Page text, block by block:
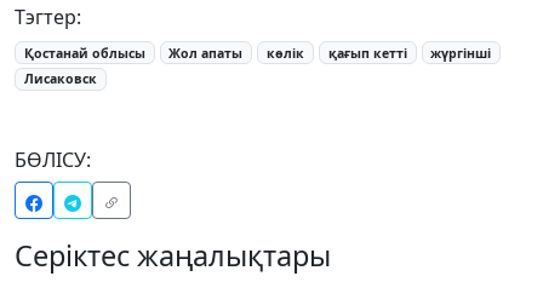
Тэгтер:
Қостанай облысы Жол апаты көлік қағып кетті
жүргінші
Лисаковск
БӨЛІСУ:
Серіктес жаңалықтары